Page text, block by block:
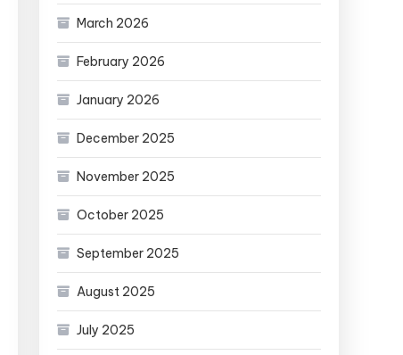
March 2026
February 2026
January 2026
December 2025
November 2025
October 2025
September 2025
August 2025
July 2025